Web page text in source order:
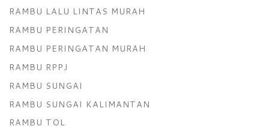
RAMBU LALU LINTAS MURAH
RAMBU PERINGATAN
RAMBU PERINGATAN MURAH
RAMBU RPPJ
RAMBU SUNGAI
RAMBU SUNGAI KALIMANTAN
RAMBU TOL